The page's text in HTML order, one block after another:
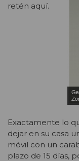
retén aquí.
Exactamente lo
dejar en su casa
móvil con un
plazo de 15 días,